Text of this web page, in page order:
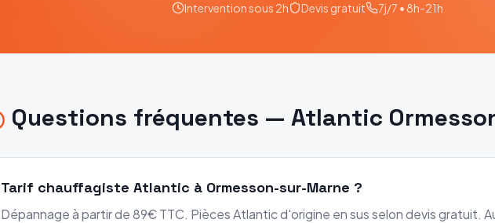
Intervention sous 2h Devis gratuit 7j/7 • 8h-21h
Questions fréquentes — Atlantic
Tarif chauffagiste Atlantic à Ormesson-sur-Marne ?
Dépannage à partir de 89€ TTC. Pièces Atlantic d'origine en sus selon devis gratuit.